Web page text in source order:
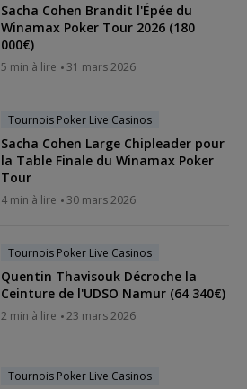
Sacha Cohen Brandit l'Épée du
Winamax Poker Tour 2026 (180
000€)
5 min à lire 31 mars 2026
Tournois Poker Live Casinos
Sacha Cohen Large Chipleader pour
la Table Finale du Winamax Poker
Tour
4 min à lire 30 mars 2026
Tournois Poker Live Casinos
Quentin Thavisouk Décroche la
Ceinture de l'UDSO Namur (64 340€)
2 min à lire 23 mars 2026
Tournois Poker Live Casinos